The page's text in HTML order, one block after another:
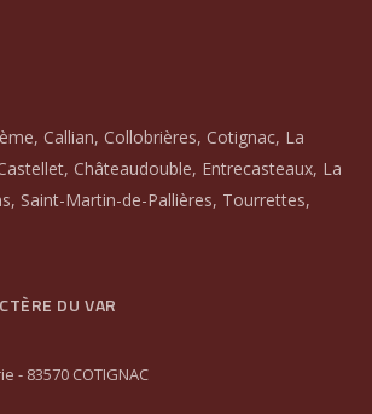
Callian, Collobrières, Cotignac, La
Châteaudouble, Entrecasteaux, La
Saint-Martin-de-Pallières, Tourrettes,
DU VAR
- 83570 COTIGNAC